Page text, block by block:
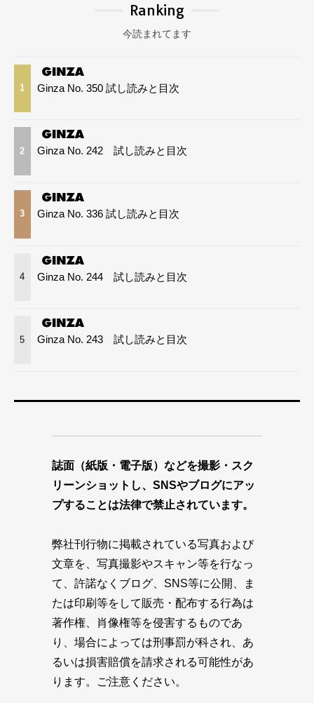
Ranking
今読まれてます
1 Ginza No. 350 試し読みと目次
2 Ginza No. 242 試し読みと目次
3 Ginza No. 336 試し読みと目次
4 Ginza No. 244 試し読みと目次
5 Ginza No. 243 試し読みと目次
誌面（紙版・電子版）などを撮影・スク
リーンショットし、SNSやブログにアッ
プすることは法律で禁止されています。
弊社刊行物に掲載されている写真および
文章を、写真撮影やスキャン等を行なっ
て、許諾なくブログ、SNS等に公開、ま
たは印刷等をして販売・配布する行為は
著作権、肖像権等を侵害するものであ
り、場合によっては刑事罰が科され、あ
るいは損害賠償を請求される可能性があ
ります。ご注意ください。